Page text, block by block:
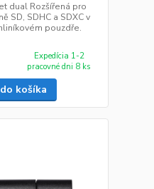
dual Rozšířená pro
SD, SDHC a SDXC v
pouzdře.
Expedícia 1-2
pracovné dni 8 ks
košíka